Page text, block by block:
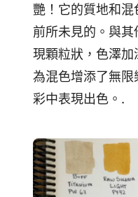
艷！它的質地和
前所未見的。與
現顆粒狀，色澤
為混色增添了無
彩中表現出色。.